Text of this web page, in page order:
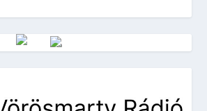
Vörösmarty Rádió